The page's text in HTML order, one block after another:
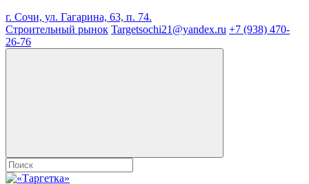
г. Сочи, ул. Гагарина, 63, п. 74.
Строительный рынок Targetsochi21@yandex.ru +7 (938) 470-
26-76